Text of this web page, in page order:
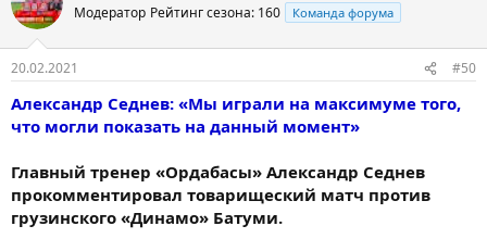
Модератор Рейтинг сезона: 160 Команда форума
20.02.2021 #50
Александр Седнев: «Мы играли на максимуме того,
что могли показать на данный момент»
Главный тренер «Ордабасы» Александр Седнев
прокомментировал товарищеский матч против
грузинского «Динамо» Батуми.